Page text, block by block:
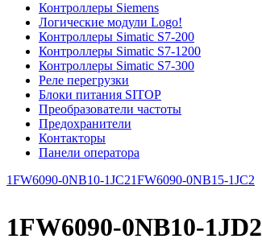
Контроллеры Siemens
Логические модули Logo!
Контроллеры Simatic S7-200
Контроллеры Simatic S7-1200
Контроллеры Simatic S7-300
Реле перегрузки
Блоки питания SITOP
Преобразователи частоты
Предохранители
Контакторы
Панели оператора
1FW6090-0NB10-1JC21FW6090-0NB15-1JC2
1FW6090-0NB10-1JD2